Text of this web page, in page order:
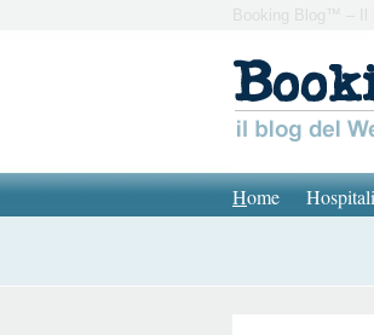
Booking Blog™ – Il
Home